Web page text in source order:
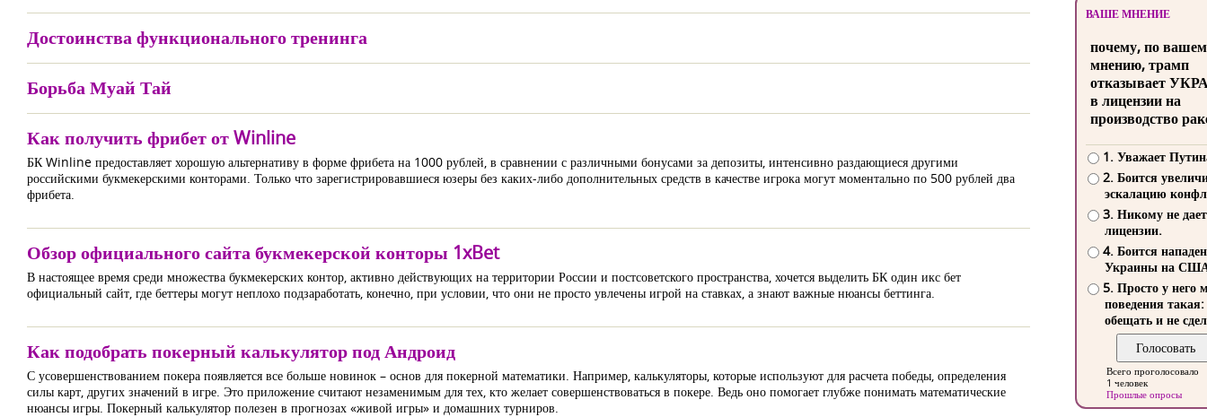
Достоинства функционального тренинга
Борьба Муай Тай
Как получить фрибет от Winline
БК Winline предоставляет хорошую альтернативу в форме фрибета на 1000 рублей, в сравнении с различными бонусами за депозиты, интенсивно раздающиеся другими
российскими букмекерскими конторами. Только что зарегистрировавшиеся юзеры без каких-либо дополнительных средств в качестве игрока могут моментально по 500 рублей два
фрибета.
Обзор официального сайта букмекерской конторы 1xBet
В настоящее время среди множества букмекерских контор, активно действующих на территории России и постсоветского пространства, хочется выделить БК один икс бет
официальный сайт, где беттеры могут неплохо подзаработать, конечно, при условии, что они не просто увлечены игрой на ставках, а знают важные нюансы беттинга.
Как подобрать покерный калькулятор под Андроид
С усовершенствованием покера появляется все больше новинок – основ для покерной математики. Например, калькуляторы, которые используют для расчета победы, определения
силы карт, других значений в игре. Это приложение считают незаменимым для тех, кто желает совершенствоваться в покере. Ведь оно помогает глубже понимать математические
нюансы игры. Покерный калькулятор полезен в прогнозах «живой игры» и домашних турниров.
ВАШЕ МНЕНИЕ
почему, по
мнению, трамп
отказывает
в лицензии на
производство
1. Уважает
2. Боится
эскалацию
3. Никому не
лицензии.
4. Боится
Украины на
5. Просто у него
поведения такая:
обещать и не
Всего проголосовало
1 человек
Прошлые опросы